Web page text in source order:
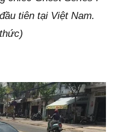
tiên tại Việt Nam.